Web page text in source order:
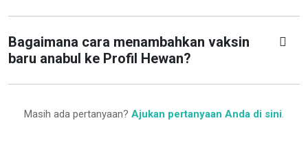
Bagaimana cara menambahkan vaksin
baru anabul ke Profil Hewan?
Masih ada pertanyaan? Ajukan pertanyaan Anda di sini.